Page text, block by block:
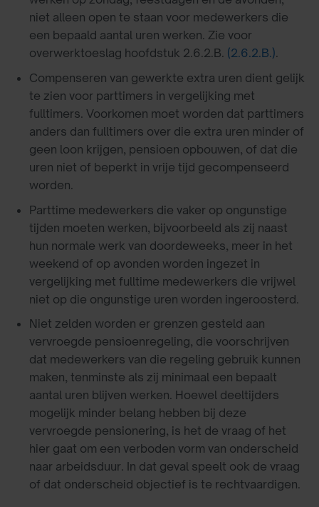
niet alleen open te staan voor medewerkers die
een bepaald aantal uren werken. Zie voor
overwerktoeslag hoofdstuk 2.6.2.B. (2.6.2.B.).
Compenseren van gewerkte extra uren dient gelijk
te zien voor parttimers in vergelijking met
fulltimers. Voorkomen moet worden dat parttimers
anders dan fulltimers over die extra uren minder of
geen loon krijgen, pensioen opbouwen, of dat die
uren niet of beperkt in vrije tijd gecompenseerd
worden.
Parttime medewerkers die vaker op ongunstige
tijden moeten werken, bijvoorbeeld als zij naast
hun normale werk van doordeweeks, meer in het
weekend of op avonden worden ingezet in
vergelijking met fulltime medewerkers die vrijwel
niet op die ongunstige uren worden ingeroosterd.
Niet zelden worden er grenzen gesteld aan
vervroegde pensioenregeling, die voorschrijven
dat medewerkers van die regeling gebruik kunnen
maken, tenminste als zij minimaal een bepaalt
aantal uren blijven werken. Hoewel deeltijders
mogelijk minder belang hebben bij deze
vervroegde pensionering, is het de vraag of het
hier gaat om een verboden vorm van onderscheid
naar arbeidsduur. In dat geval speelt ook de vraag
of dat onderscheid objectief is te rechtvaardigen.